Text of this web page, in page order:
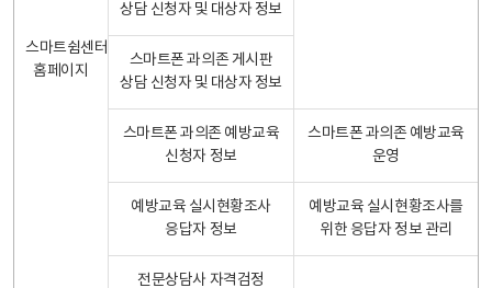
스마트쉼센터
홈페이지
상담 신청자 및 대상자 정보
스마트폰 과의존 게시판
상담 신청자 및 대상자 정보
스마트폰 과의존 예방교육
신청자 정보
스마트폰 과의존 예방교육
운영
예방교육 실시현황조사
응답자 정보
예방교육 실시현황조사를
위한 응답자 정보 관리
전문상담사 자격검정